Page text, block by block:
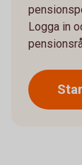
Logga in